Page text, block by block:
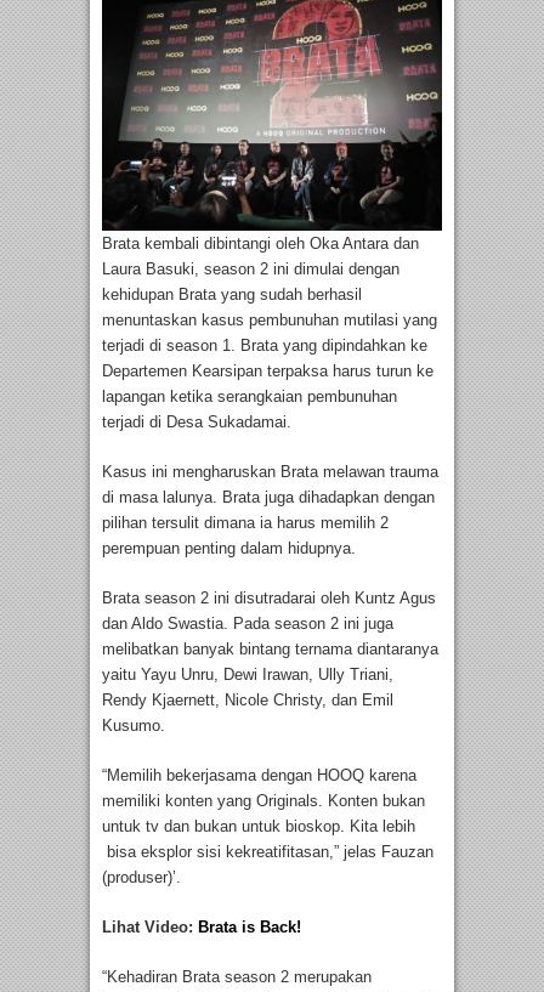
Brata kembali dibintangi oleh Oka Antara dan
Laura Basuki, season 2 ini dimulai dengan
kehidupan Brata yang sudah berhasil
menuntaskan kasus pembunuhan mutilasi yang
terjadi di season 1. Brata yang dipindahkan ke
Departemen Kearsipan terpaksa harus turun ke
lapangan ketika serangkaian pembunuhan
terjadi di Desa Sukadamai.
Kasus ini mengharuskan Brata melawan trauma
di masa lalunya. Brata juga dihadapkan dengan
pilihan tersulit dimana ia harus memilih 2
perempuan penting dalam hidupnya.
Brata season 2 ini disutradarai oleh Kuntz Agus
dan Aldo Swastia. Pada season 2 ini juga
melibatkan banyak bintang ternama diantaranya
yaitu Yayu Unru, Dewi Irawan, Ully Triani,
Rendy Kjaernett, Nicole Christy, dan Emil
Kusumo.
“Memilih bekerjasama dengan HOOQ karena
memiliki konten yang Originals. Konten bukan
untuk tv dan bukan untuk bioskop. Kita lebih
bisa eksplor sisi kekreatifitasan,” jelas Fauzan
(produser)’.
Lihat Video: Brata is Back!
“Kehadiran Brata season 2 merupakan